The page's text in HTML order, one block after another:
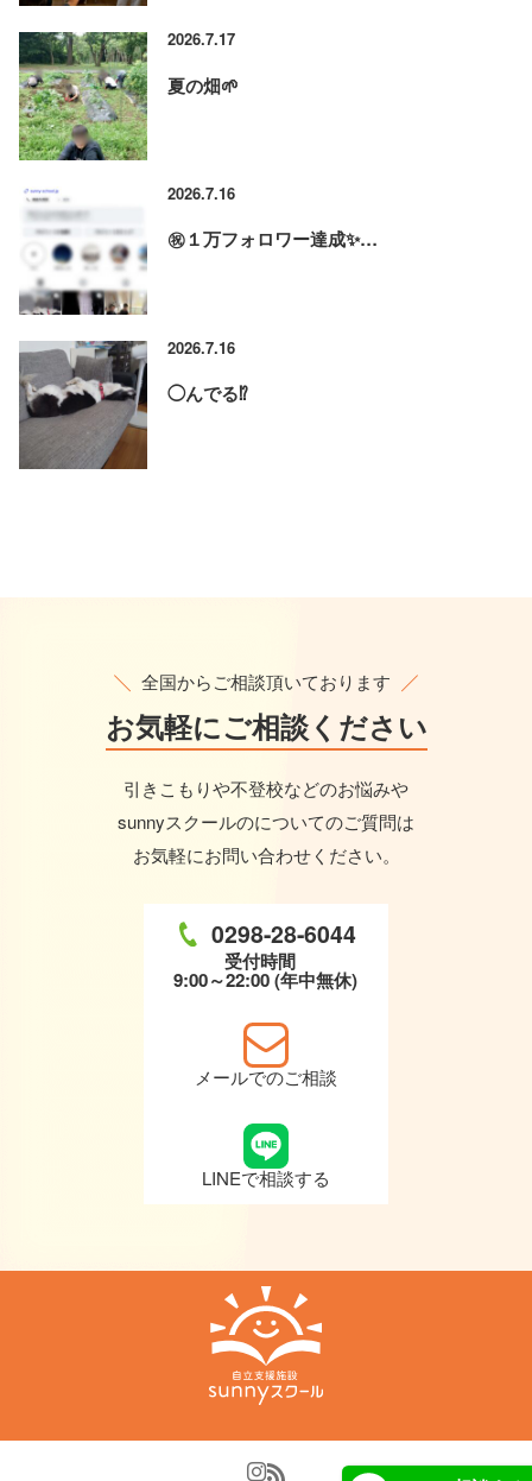
2026.7.17
夏の畑🌱
2026.7.16
㊗️１万フォロワー達成✨…
2026.7.16
◯んでる⁉️
全国からご相談頂いております
お気軽にご相談ください
引きこもりや不登校などのお悩みや
sunnyスクールのについてのご質問は
お気軽にお問い合わせください。
0298-28-6044
受付時間
9:00～22:00 (年中無休)
メールでのご相談
LINEで相談する